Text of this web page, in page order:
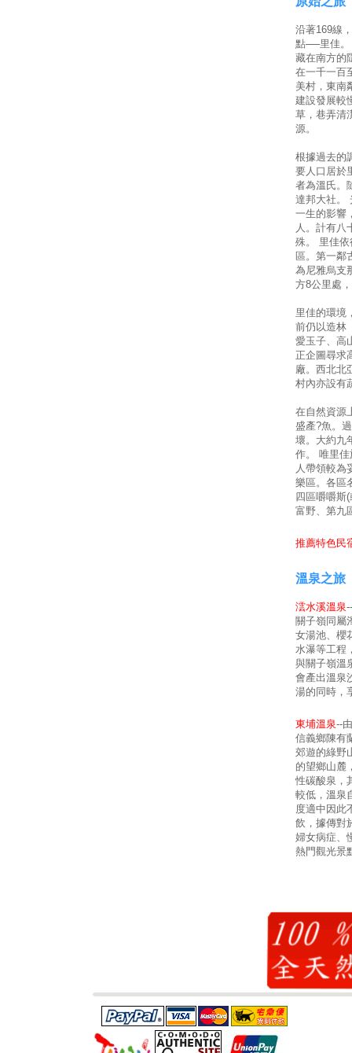
沿著169線
點──里佳。
藏在南方的
在一千一百
美村，東南
建設發展較
草，巷弄清
源。
根據過去的
要人口居於
者為溫氏。
達邦大社。
一生的影響
人。計有八
殊。 里佳
區。第一鄰
為尼雅烏支
方8公里處
里佳的環境
前仍以造林
愛玉子、高
正企圖尋求
廠。西北北
村內亦設有
在自然資源
盛產?魚。
壞。大約九
作。 唯里
人帶領較為
樂區。各區
四區嚼嚼斯
富野、第九
推薦特色民
溫泉之旅
澐水溪溫泉
關子嶺同屬
女湯池、櫻
水瀑等工程
與關子嶺溫
會產出溫泉
湯的同時，
東埔溫泉--
信義鄉陳有
郊遊的綠野
的望鄉山麓
性碳酸泉，
較低，溫泉
度適中因此
飲，據傳對
婦女病症、
熱門觀光景